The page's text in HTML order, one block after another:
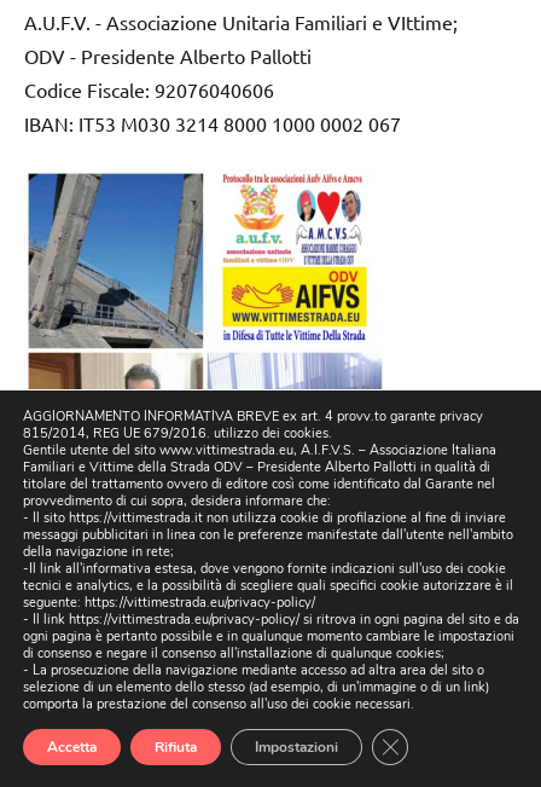
A.U.F.V. - Associazione Unitaria Familiari e VIttime;
ODV - Presidente Alberto Pallotti
Codice Fiscale: 92076040606
IBAN: IT53 M030 3214 8000 1000 0002 067
FOTO ARTICOLI GIORNALI
AGGIORNAMENTO INFORMATIVA BREVE ex art. 4 provv.to garante privacy
815/2014, REG UE 679/2016. utilizzo dei cookies.
Gentile utente del sito www.vittimestrada.eu, A.I.F.V.S. – Associazione Italiana
Familiari e Vittime della Strada ODV – Presidente Alberto Pallotti in qualità di
titolare del trattamento ovvero di editore così come identificato dal Garante nel
provvedimento di cui sopra, desidera informare che:
- Il sito https://vittimestrada.it non utilizza cookie di profilazione al fine di inviare
messaggi pubblicitari in linea con le preferenze manifestate dall'utente nell'ambito
della navigazione in rete;
-Il link all'informativa estesa, dove vengono fornite indicazioni sull'uso dei cookie
tecnici e analytics, e la possibilità di scegliere quali specifici cookie autorizzare è il
seguente: https://vittimestrada.eu/privacy-policy/
- Il link https://vittimestrada.eu/privacy-policy/ si ritrova in ogni pagina del sito e da
ogni pagina è pertanto possibile e in qualunque momento cambiare le impostazioni
di consenso e negare il consenso all'installazione di qualunque cookies;
- La prosecuzione della navigazione mediante accesso ad altra area del sito o
selezione di un elemento dello stesso (ad esempio, di un'immagine o di un link)
comporta la prestazione del consenso all'uso dei cookie necessari.
Accetta Rifiuta Impostazioni Close GDPR